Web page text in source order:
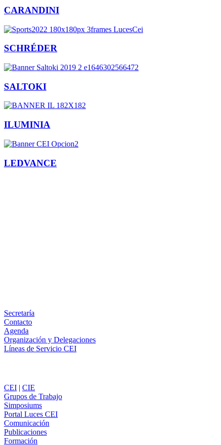
CARANDINI
SCHRÉDER
SALTOKI
ILUMINIA
LEDVANCE
Secretaría
Contacto
Agenda
Organización y Delegaciones
Líneas de Servicio CEI
CEI | CIE
Grupos de Trabajo
Simposiums
Portal Luces CEI
Comunicación
Publicaciones
Formación